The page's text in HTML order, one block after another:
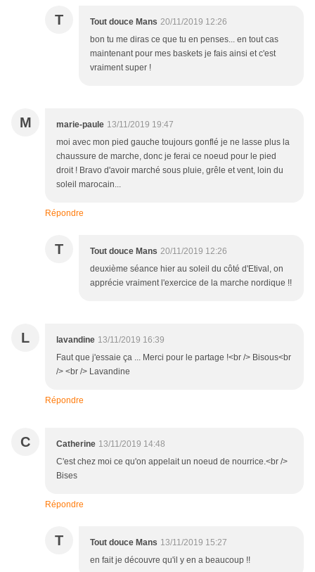
T Tout douce Mans 20/11/2019 12:26
bon tu me diras ce que tu en penses... en tout cas
maintenant pour mes baskets je fais ainsi et c'est
vraiment super !
M marie-paule 13/11/2019 19:47
moi avec mon pied gauche toujours gonflé je ne lasse plus la
chaussure de marche, donc je ferai ce noeud pour le pied
droit ! Bravo d'avoir marché sous pluie, grêle et vent, loin du
soleil marocain...
Répondre
T Tout douce Mans 20/11/2019 12:26
deuxième séance hier au soleil du côté d'Etival, on
apprécie vraiment l'exercice de la marche nordique !!
L lavandine 13/11/2019 16:39
Faut que j'essaie ça ... Merci pour le partage !<br /> Bisous<br
/> <br /> Lavandine
Répondre
C Catherine 13/11/2019 14:48
C'est chez moi ce qu'on appelait un noeud de nourrice.<br />
Bises
Répondre
T Tout douce Mans 13/11/2019 15:27
en fait je découvre qu'il y en a beaucoup !!